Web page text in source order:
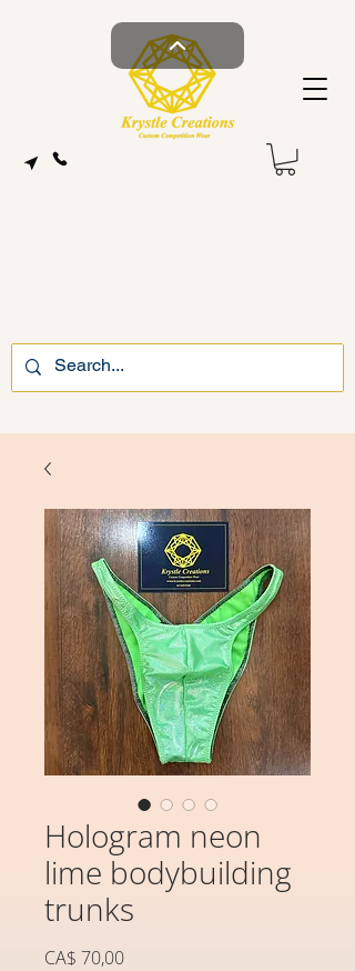
Hologram neon
lime bodybuilding
trunks
CA$ 70,00Preço